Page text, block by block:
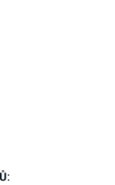
ve
k Vaší
a